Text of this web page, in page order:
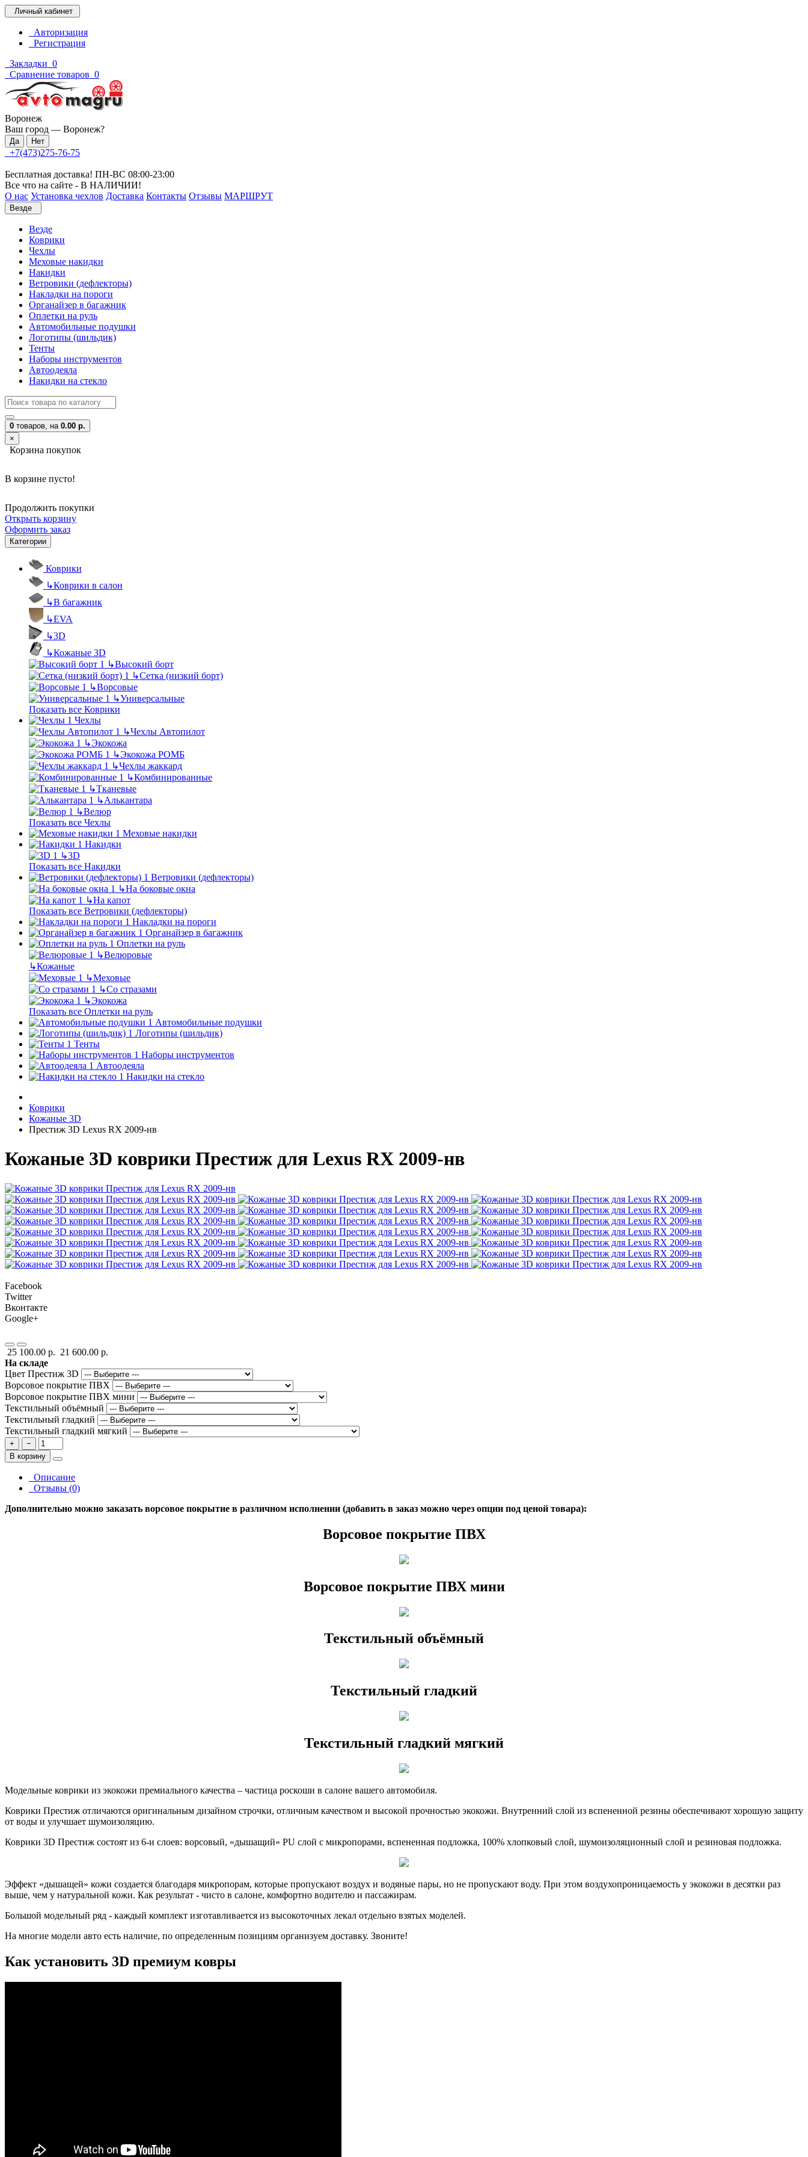
Личный кабинет
Авторизация
Регистрация
Закладки 0
Сравнение товаров 0
Воронеж
Ваш город — Воронеж?
+7(473)275-76-75
Бесплатная доставка! ПН-ВС 08:00-23:00
Все что на сайте - В НАЛИЧИИ!
О нас Установка чехлов Доставка Контакты Отзывы МАРШРУТ
Везде
Везде
Коврики
Чехлы
Меховые накидки
Накидки
Ветровики (дефлекторы)
Накладки на пороги
Органайзер в багажник
Оплетки на руль
Автомобильные подушки
Логотипы (шильдик)
Тенты
Наборы инструментов
Автоодеяла
Накидки на стекло
0 товаров, на 0.00 р.
×
Корзина покупок
В корзине пусто!
Продолжить покупки
Открыть корзину
Оформить заказ
Категории
Коврики
↳Коврики в салон
↳В багажник
↳EVA
↳3D
↳Кожаные 3D
↳Высокий борт
↳Сетка (низкий борт)
↳Ворсовые
↳Универсальные
Показать все Коврики
Чехлы
↳Чехлы Автопилот
↳Экокожа
↳Экокожа РОМБ
↳Чехлы жаккард
↳Комбинированные
↳Тканевые
↳Алькантара
↳Велюр
Показать все Чехлы
Меховые накидки
Накидки
↳3D
Показать все Накидки
Ветровики (дефлекторы)
↳На боковые окна
↳На капот
Показать все Ветровики (дефлекторы)
Накладки на пороги
Органайзер в багажник
Оплетки на руль
↳Велюровые
↳Кожаные
↳Меховые
↳Со стразами
↳Экокожа
Показать все Оплетки на руль
Автомобильные подушки
Логотипы (шильдик)
Тенты
Наборы инструментов
Автоодеяла
Накидки на стекло
Коврики
Кожаные 3D
Престиж 3D Lexus RX 2009-нв
Кожаные 3D коврики Престиж для Lexus RX 2009-нв
Facebook
Twitter
Вконтакте
Google+
25 100.00 р. 21 600.00 р.
На складе
Цвет Престиж 3D
Ворсовое покрытие ПВХ
Ворсовое покрытие ПВХ мини
Текстильный объёмный
Текстильный гладкий
Текстильный гладкий мягкий
+
−
В корзину
Описание
Отзывы (0)
Дополнительно можно заказать ворсовое покрытие в различном исполнении (добавить в заказ можно через опции под ценой товара):
Ворсовое покрытие ПВХ
Ворсовое покрытие ПВХ мини
Текстильный объёмный
Текстильный гладкий
Текстильный гладкий мягкий
Модельные коврики из экокожи премиального качества – частица роскоши в салоне вашего автомобиля.
Коврики Престиж отличаются оригинальным дизайном строчки, отличным качеством и высокой прочностью экокожи. Внутренний слой из вспененной резины обеспечивают хорошую защиту
от воды и улучшает шумоизоляцию.
Коврики 3D Престиж состоят из 6-и слоев: ворсовый, «дышащий» PU слой с микропорами, вспененная подложка, 100% хлопковый слой, шумоизоляционный слой и резиновая подложка.
Эффект «дышащей» кожи создается благодаря микропорам, которые пропускают воздух и водяные пары, но не пропускают воду. При этом воздухопроницаемость у экокожи в десятки раз
выше, чем у натуральной кожи. Как результат - чисто в салоне, комфортно водителю и пассажирам.
Большой модельный ряд - каждый комплект изготавливается из высокоточных лекал отдельно взятых моделей.
На многие модели авто есть наличие, по определенным позициям организуем доставку. Звоните!
Как установить 3D премиум ковры